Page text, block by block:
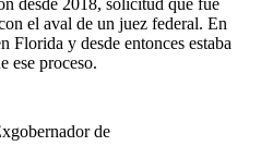
el aval de un juez federal. En
Florida y desde entonces estaba
ese proceso.
de